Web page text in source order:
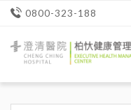
0800-323-188
清
院